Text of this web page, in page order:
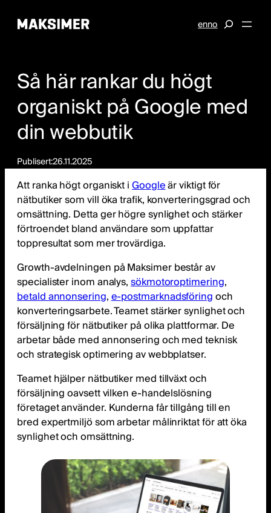
ennoS
Så här rankar du högt
organiskt på Google med
din webbutik
Publisert:26.11.2025
Att ranka högt organiskt iGoogleär viktigt för
nätbutiker som vill öka trafik, konverteringsgrad och
omsättning. Detta ger högre synlighet och stärker
förtroendet bland användare som uppfattar
toppresultat som mer trovärdiga.
Growth-avdelningen på Maksimer består av
specialister inom analys,sökmotoroptimering,
betald annonsering,e-postmarknadsföringoch
konverteringsarbete. Teamet stärker synlighet och
försäljning för nätbutiker på olika plattformar. De
arbetar både med annonsering och med teknisk
och strategisk optimering av webbplatser.
Teamet hjälper nätbutiker med tillväxt och
försäljning oavsett vilken e-handelslösning
företaget använder. Kunderna får tillgång till en
bred expertmiljö som arbetar målinriktat för att öka
synlighet och omsättning.